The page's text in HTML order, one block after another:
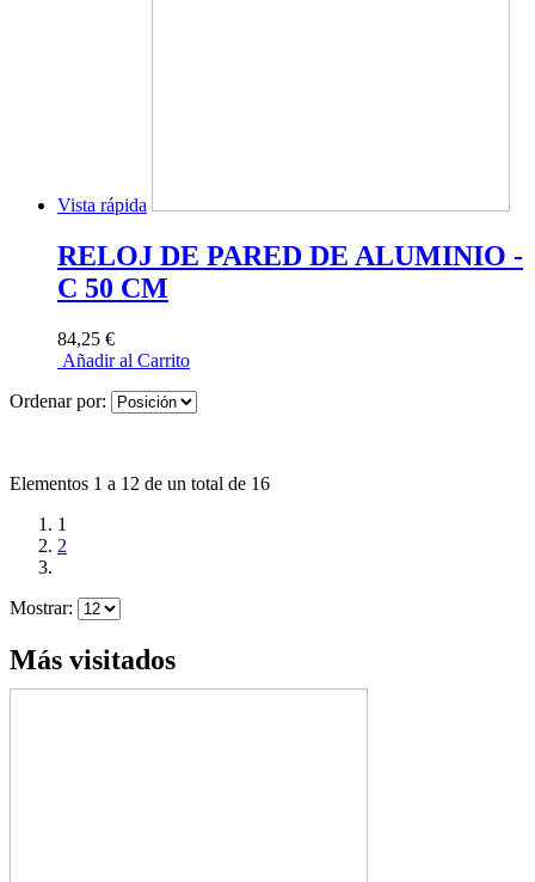
Vista rápida
RELOJ DE PARED DE ALUMINIO -
C 50 CM
84,25 €
Añadir al Carrito
Ordenar por:
Elementos 1 a 12 de un total de 16
1
2
Mostrar:
Más visitados